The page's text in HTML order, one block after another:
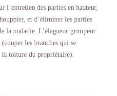
l’entretien des parties en hauteur,
et d’éliminer les parties
la maladie. L’élagueur grimpeur
les branches qui se
la toiture du propriétaire).